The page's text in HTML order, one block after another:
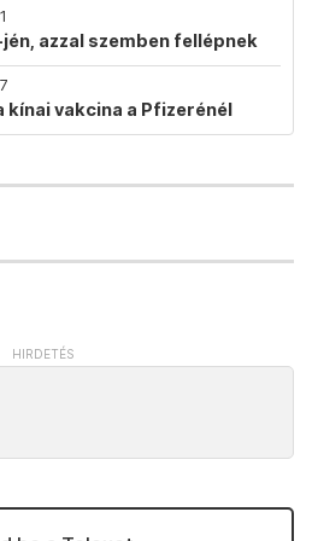
azzal szemben fellépnek
kínai vakcina a Pfizerénél